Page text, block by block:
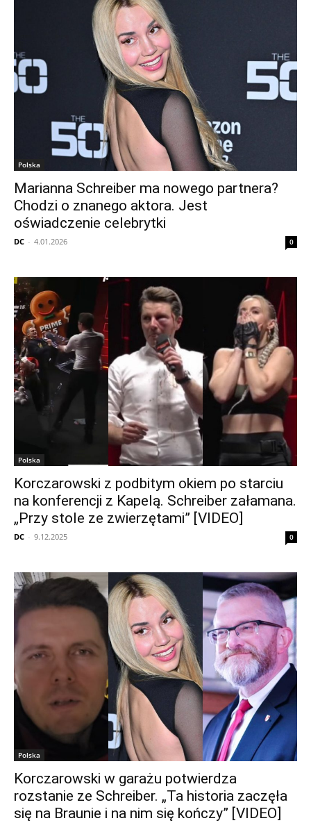
Polska
Marianna Schreiber ma nowego partnera?
Chodzi o znanego aktora. Jest
oświadczenie celebrytki
DC - 4.01.2026 0
Polska
Korczarowski z podbitym okiem po starciu
na konferencji z Kapelą. Schreiber załamana.
„Przy stole ze zwierzętami” [VIDEO]
DC - 9.12.2025 0
Polska
Korczarowski w garażu potwierdza
rozstanie ze Schreiber. „Ta historia zaczęła
się na Braunie i na nim się kończy” [VIDEO]